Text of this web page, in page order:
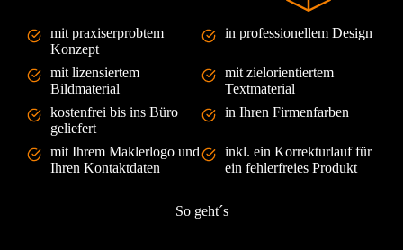
mit praxiserprobtem
Konzept
in professionellem Design
mit lizensiertem
Bildmaterial
mit zielorientiertem
Textmaterial
kostenfrei bis ins Büro
geliefert
in Ihren Firmenfarben
mit Ihrem Maklerlogo und
Ihren Kontaktdaten
inkl. ein Korrekturlauf für
ein fehlerfreies Produkt
So geht´s